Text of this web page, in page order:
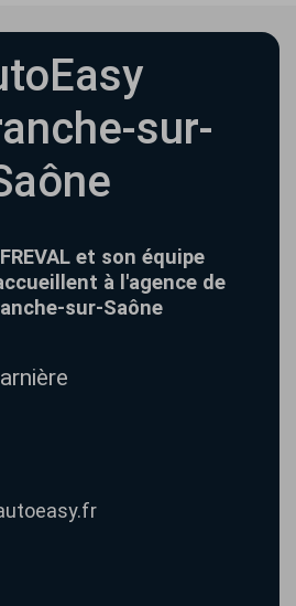
sur-
et son équipe
à l'agence de
sur-Saône